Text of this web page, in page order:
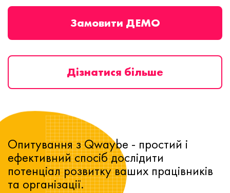
Замовити ДЕМО
Дізнатися більше
Опитування з Qwaybe - простий і
ефективний спосіб дослідити
потенціал розвитку ваших працівників
та організації.